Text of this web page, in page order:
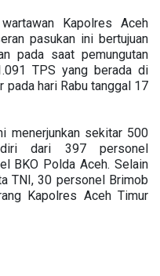
Kapolres Aceh
pasukan ini bertujuan
pada saat pemungutan
TPS yang berada di
pada hari Rabu tanggal 17
menerjunkan sekitar 500
dari 397 personel
BKO Polda Aceh. Selain
TNI, 30 personel Brimob
Kapolres Aceh Timur